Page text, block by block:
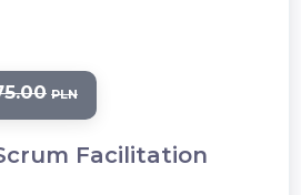
Facilitation
PLN